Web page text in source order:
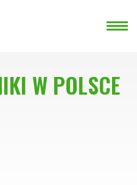
W POLSCE